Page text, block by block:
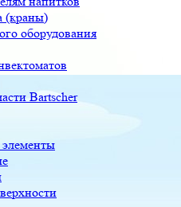
(краны)
оборудования
Bartscher